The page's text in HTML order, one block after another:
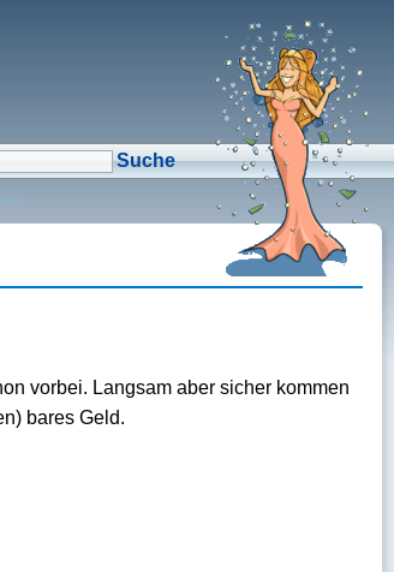
vorbei. Langsam aber sicher kommen
bares Geld.
↑M
Validate HTML
↑N
Validate CSS
↑L Check Links
↑A Admin
↑F Manage Files
↑E Edit page
↑C Create New Page
↑X Log Out